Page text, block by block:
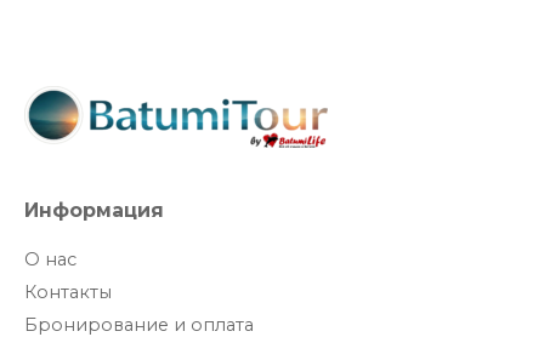
Информация
О нас
Контакты
Бронирование и оплата